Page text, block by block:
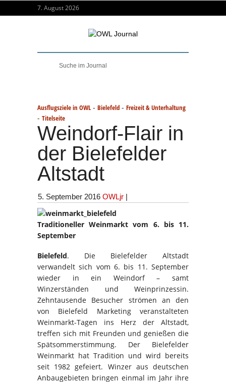
7. August 2026
Ausflugsziele in OWL - Bielefeld - Freizeit & Unterhaltung
- Titelseite
Weindorf-Flair in
der Bielefelder
Altstadt
5. September 2016 OWLjr |
Traditioneller Weinmarkt vom 6. bis 11.
September
Bielefeld. Die Bielefelder Altstadt
verwandelt sich vom 6. bis 11. September
wieder in ein Weindorf – samt
Winzerständen und Weinprinzessin.
Zehntausende Besucher strömen an den
von Bielefeld Marketing veranstalteten
Weinmarkt-Tagen ins Herz der Altstadt,
treffen sich mit Freunden und genießen die
Spätsommerstimmung. Der Bielefelder
Weinmarkt hat Tradition und wird bereits
seit 1982 gefeiert. Winzer aus deutschen
Anbaugebieten bringen einmal im Jahr ihre